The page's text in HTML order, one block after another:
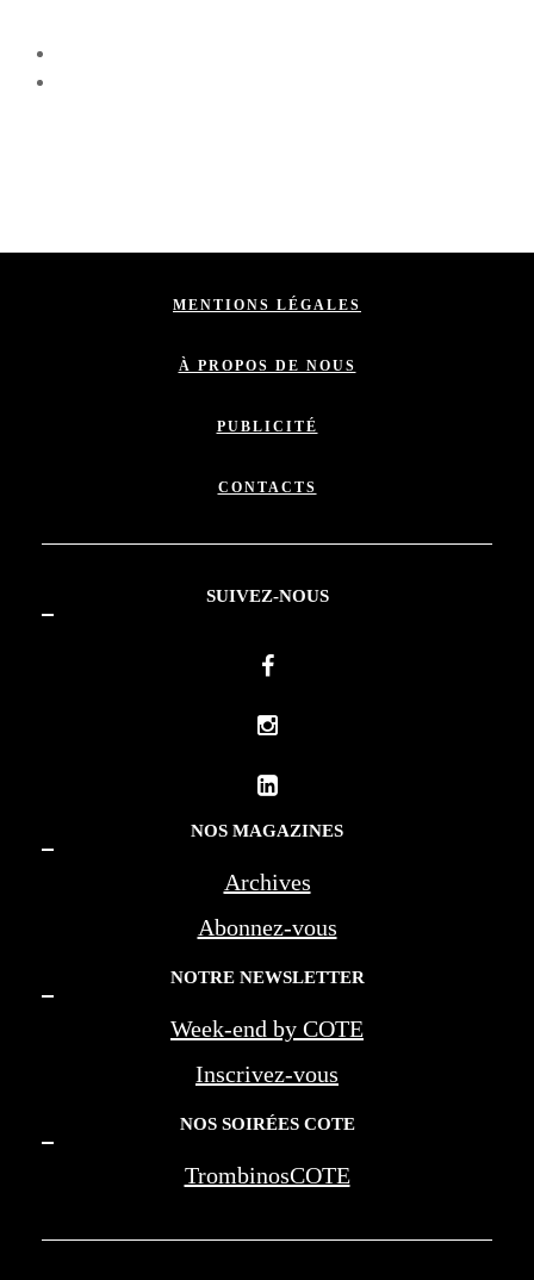
MENTIONS LÉGALES
À PROPOS DE NOUS
PUBLICITÉ
CONTACTS
SUIVEZ-NOUS
NOS MAGAZINES
Archives
Abonnez-vous
NOTRE NEWSLETTER
Week-end by COTE
Inscrivez-vous
NOS SOIRÉES COTE
TrombinosCOTE